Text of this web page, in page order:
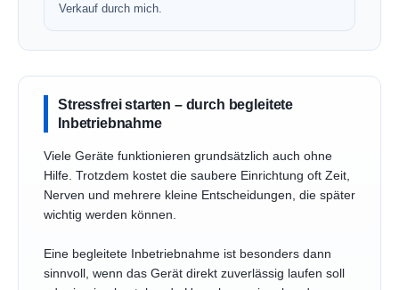
Verkauf durch mich.
Stressfrei starten – durch begleitete
Inbetriebnahme
Viele Geräte funktionieren grundsätzlich auch ohne
Hilfe. Trotzdem kostet die saubere Einrichtung oft Zeit,
Nerven und mehrere kleine Entscheidungen, die später
wichtig werden können.
Eine begleitete Inbetriebnahme ist besonders dann
sinnvoll, wenn das Gerät direkt zuverlässig laufen soll